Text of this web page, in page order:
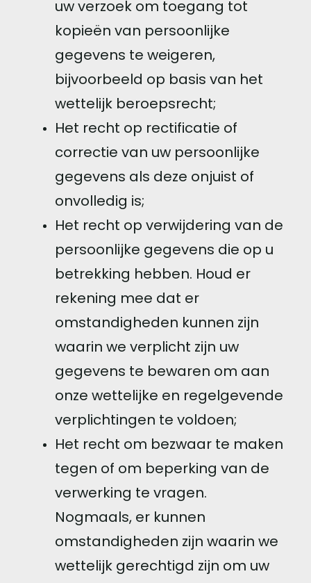
uw verzoek om toegang tot
kopieën van persoonlijke
gegevens te weigeren,
bijvoorbeeld op basis van het
wettelijk beroepsrecht;
Het recht op rectificatie of
correctie van uw persoonlijke
gegevens als deze onjuist of
onvolledig is;
Het recht op verwijdering van de
persoonlijke gegevens die op u
betrekking hebben. Houd er
rekening mee dat er
omstandigheden kunnen zijn
waarin we verplicht zijn uw
gegevens te bewaren om aan
onze wettelijke en regelgevende
verplichtingen te voldoen;
Het recht om bezwaar te maken
tegen of om beperking van de
verwerking te vragen.
Nogmaals, er kunnen
omstandigheden zijn waarin we
wettelijk gerechtigd zijn om uw